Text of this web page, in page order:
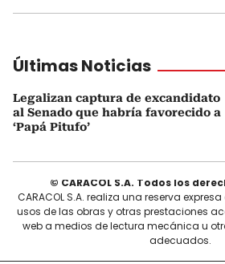
Últimas Noticias
Legalizan captura de excandidato
al Senado que habría favorecido a
‘Papá Pitufo’
© CARACOL S.A. Todos los
CARACOL S.A. realiza una reserva
usos de las obras y otras prestaciones
web a medios de lectura mecánica u
adecuados.